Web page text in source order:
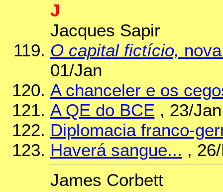
J
Jacques Sapir
O capital fictício,
01/Jan
A chanceler e os
A QE do BCE , 23/Jan
Diplomacia franco-
Haverá sangue... ,
James Corbett